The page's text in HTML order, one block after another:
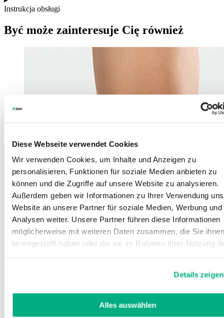
Diese Webseite verwendet Cookies
Wir verwenden Cookies, um Inhalte und Anzeigen zu
personalisieren, Funktionen für soziale Medien anbieten zu
können und die Zugriffe auf unsere Website zu analysieren.
Außerdem geben wir Informationen zu Ihrer Verwendung
Website an unsere Partner für soziale Medien, Werbung und
Analysen weiter. Unsere Partner führen diese Informationen
möglicherweise mit weiteren Daten zusammen, die Sie ihnen
bereitgestellt haben oder die sie im Rahmen Ihrer Nutzung
unsererDatenschutzerklärungundImpressum.
Details zeigen
Alles auswählen
Instrukcja obsługi
Być może zainteresuje Cię również